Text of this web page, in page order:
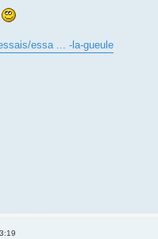
essa ... -la-gueule